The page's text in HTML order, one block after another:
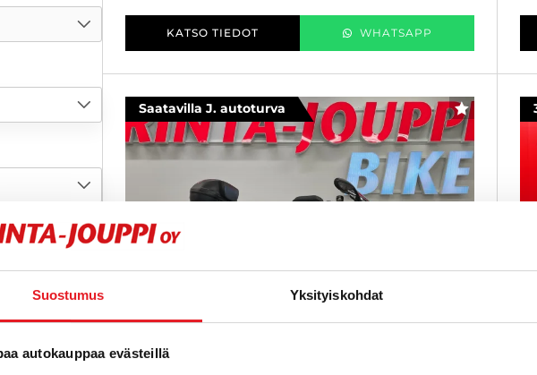
Suostumus Yksityiskohdat
autokauppaa evästeillä
KATSO TIEDOT WHATSAPP
Saatavilla J. autoturva SUOSIKKI